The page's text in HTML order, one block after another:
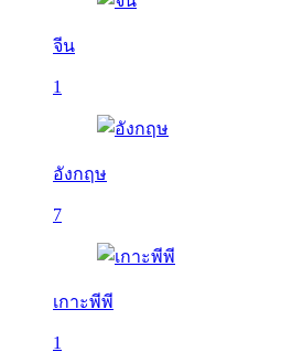
จีน
1
อังกฤษ
7
เกาะพีพี
1